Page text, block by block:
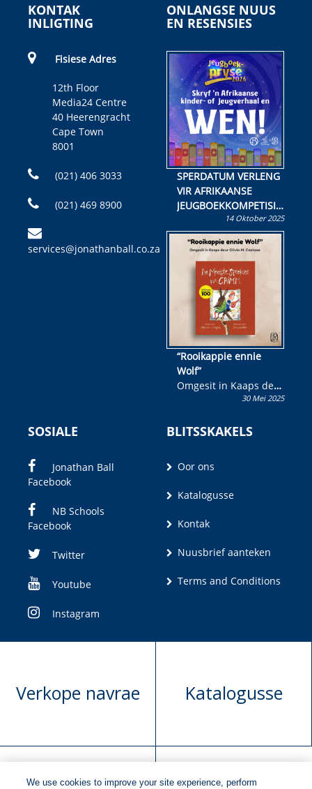
KONTAK
INLIGTING
Fisiese Adres
12th Floor
Media24 Centre
40 Heerengracht
Cape Town
8001
(021) 406 3033
(021) 469 8900
services@jonathanball.co.za
ONLANGSE NUUS
EN RESENSIES
SPERDATUM VERLENG
VIR AFRIKAANSE
JEUGBOEKKOMPETISIE
Skryf ’n jeugboek of
kinderboek en staan ’n
kans om R50 000 te
wen!
14 Oktober 2025
“Rooikappie ennie
Wolf”
Omgesit in Kaaps deur
Olivia M. Coetzee30 Mei 2025
SOSIALE
Jonathan Ball
Facebook
NB Schools
Facebook
Twitter
Youtube
Instagram
BLITSSKAKELS
Oor ons
Katalogusse
Kontak
Nuusbrief aanteken
Terms and Conditions
Verkope navrae Katalogusse
We use cookies to improve your site experience, perform